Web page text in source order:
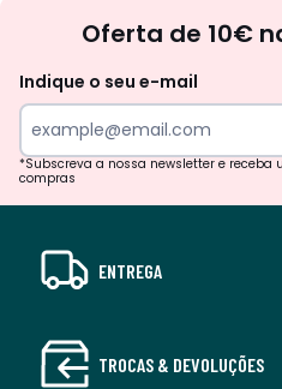
Oferta de 10€
Indique o seu e-mail
*Subscreva a nossa newsletter e receba
compras
ENTREGA
TROCAS & DEVOLUÇÕES